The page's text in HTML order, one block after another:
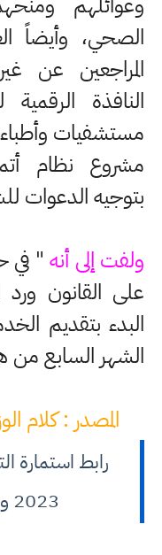
الصحي، وأيضاً
المراجعين عن
النافذة
مستشفيات
مشروع نظام
بتوجيه الدعوات
ولفت إلى أنه " في
على القانون
البدء بتقديم
الشهر السابع من
المصدر : كلام
رابط استمارة
2023 وزارة الصحة العراقية